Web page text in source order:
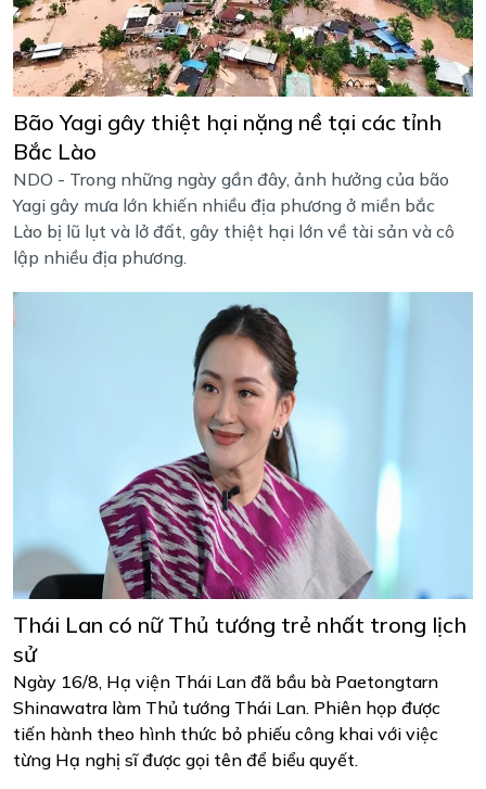
Bão Yagi gây thiệt hại nặng nề tại các tỉnh
Bắc Lào
NDO - Trong những ngày gần đây, ảnh hưởng của bão
Yagi gây mưa lớn khiến nhiều địa phương ở miền bắc
Lào bị lũ lụt và lở đất, gây thiệt hại lớn về tài sản và cô
lập nhiều địa phương.
Thái Lan có nữ Thủ tướng trẻ nhất trong lịch
sử
Ngày 16/8, Hạ viện Thái Lan đã bầu bà Paetongtarn
Shinawatra làm Thủ tướng Thái Lan. Phiên họp được
tiến hành theo hình thức bỏ phiếu công khai với việc
từng Hạ nghị sĩ được gọi tên để biểu quyết.